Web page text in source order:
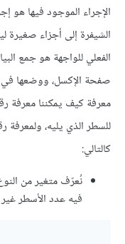
الإجراء الموجود فيها هو
الشيفرة إلى أجزاء صغيرة
الفعلي للواجهة هو جمع
صفحة الإكسل، ووضعها في
معرفة كيف يمكننا معرفة
للسطر الذي يليه،
كالتالي:
نُعرّف متغير من
فيه عدد الأسطر غير